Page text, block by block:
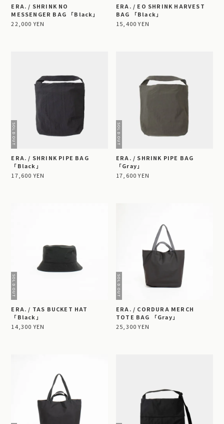
ERA. / SHRINK NO
MESSENGER BAG 「Black」
22,000 YEN
ERA. / EO SHRINK HARVEST
BAG 「Black」
15,400 YEN
ERA. / SHRINK PIPE BAG
「Black」
17,600 YEN
ERA. / SHRINK PIPE BAG
「Gray」
17,600 YEN
ERA. / TAS BUCKET HAT
「Black」
14,300 YEN
ERA. / CORDURA MERCH
TOTE BAG 「Gray」
25,300 YEN